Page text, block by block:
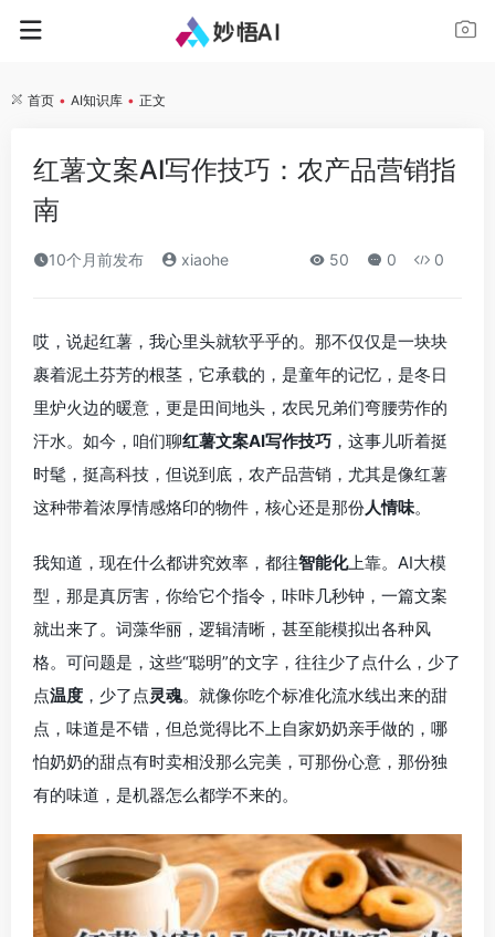
首页 • AI知识库 • 正文
红薯文案AI写作技巧：农产品营销指
南
10个月前发布 xiaohe 50 0 0
哎，说起红薯，我心里头就软乎乎的。那不仅仅是一块块
裹着泥土芬芳的根茎，它承载的，是童年的记忆，是冬日
里炉火边的暖意，更是田间地头，农民兄弟们弯腰劳作的
汗水。如今，咱们聊红薯文案AI写作技巧 ，这事儿听着挺
时髦，挺高科技，但说到底，农产品营销，尤其是像红薯
这种带着浓厚情感烙印的物件，核心还是那份人情味。
我知道，现在什么都讲究效率，都往智能化上靠。AI大模
型，那是真厉害，你给它个指令，咔咔几秒钟，一篇文案
就出来了。词藻华丽，逻辑清晰，甚至能模拟出各种风
格。可问题是，这些“聪明”的文字，往往少了点什么，少了
点温度 ，少了点灵魂。就像你吃个标准化流水线出来的甜
点，味道是不错，但总觉得比不上自家奶奶亲手做的，哪
怕奶奶的甜点有时卖相没那么完美，可那份心意，那份独
有的味道，是机器怎么都学不来的。